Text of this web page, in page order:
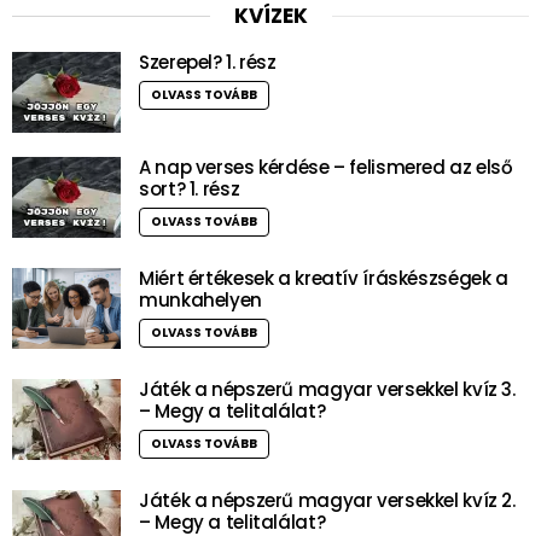
KVÍZEK
Szerepel? 1. rész
OLVASS TOVÁBB
A nap verses kérdése – felismered az első
sort? 1. rész
OLVASS TOVÁBB
Miért értékesek a kreatív íráskészségek a
munkahelyen
OLVASS TOVÁBB
Játék a népszerű magyar versekkel kvíz 3.
– Megy a telitalálat?
OLVASS TOVÁBB
Játék a népszerű magyar versekkel kvíz 2.
– Megy a telitalálat?